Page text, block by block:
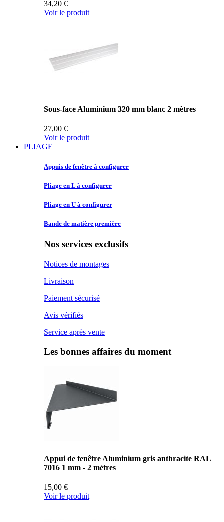
34,20 €
Voir le produit
Sous-face Aluminium 320 mm blanc 2 mètres
27,00 €
Voir le produit
PLIAGE
Appuis de fenêtre à configurer
Pliage en L à configurer
Pliage en U à configurer
Bande de matière première
Nos services exclusifs
Notices de montages
Livraison
Paiement sécurisé
Avis vérifiés
Service après vente
Les bonnes affaires du moment
Appui de fenêtre Aluminium gris anthracite RAL
7016 1 mm - 2 mètres
15,00 €
Voir le produit